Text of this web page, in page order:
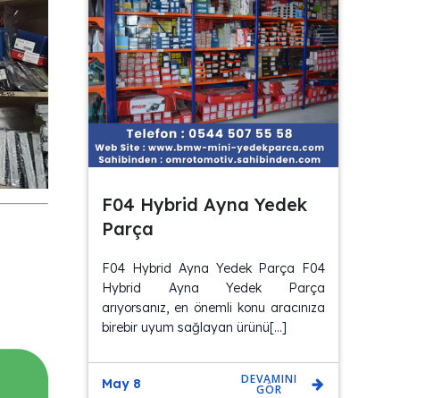
F04 Hybrid Ayna Yedek
Parça
F04 Hybrid Ayna Yedek Parça F04
Hybrid Ayna Yedek Parça
arıyorsanız, en önemli konu aracınıza
birebir uyum sağlayan ürünü[…]
May 8 DEVAMINI
GÖR